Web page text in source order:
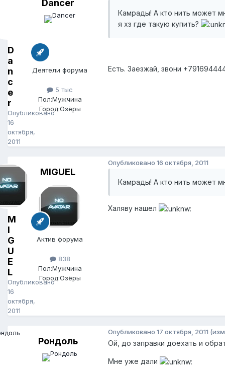
D
a
n
c
e
r
Опубликовано
16
октября,
2011
Dancer
Деятели форума
5 тыс
Пол:Мужчина
Город:Озёры
Камрады! А кто нить может
я хз где такую купить?
Есть. Заезжай, звони
M
I
G
U
E
L
Опубликовано
16
октября,
2011
MIGUEL
Актив форума
838
Пол:Мужчина
Город:Озёры
Опубликовано 16 октября, 2011
Камрады! А кто нить может
Халяву нашел
Рондоль
Опубликовано 17 октября, 2011
Ой, до заправки доехать и
Мне уже дали